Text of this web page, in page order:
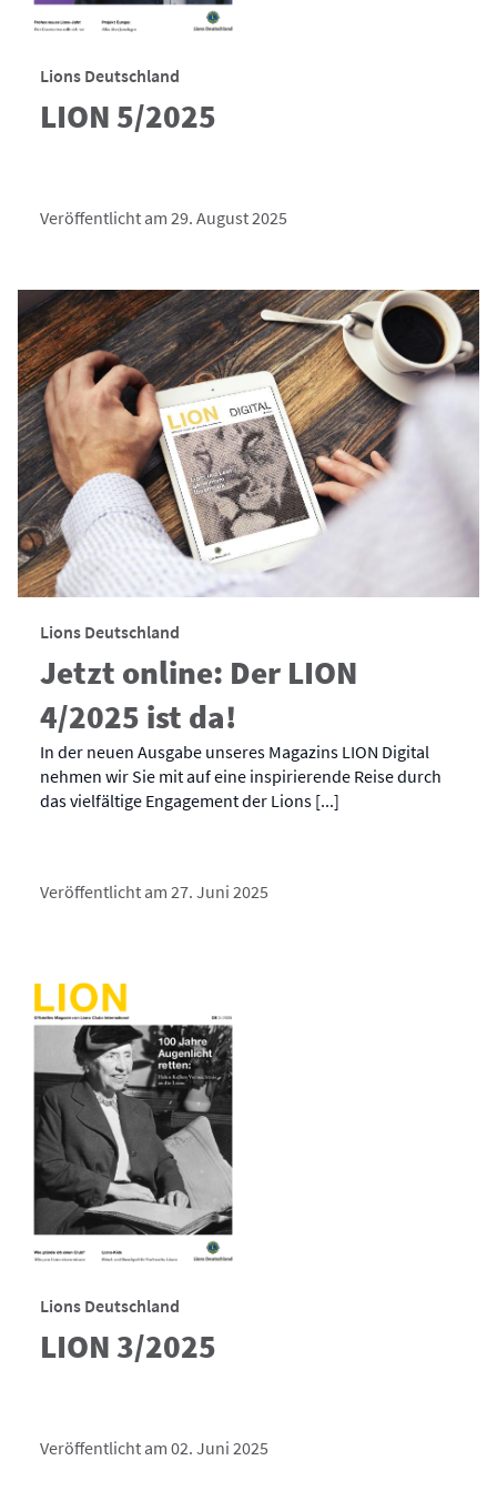
Lions Deutschland
LION 5/2025
Veröffentlicht am 29. August 2025
Lions Deutschland
Jetzt online: Der LION
4/2025 ist da!
In der neuen Ausgabe unseres Magazins LION Digital
nehmen wir Sie mit auf eine inspirierende Reise durch
das vielfältige Engagement der Lions [...]
Veröffentlicht am 27. Juni 2025
Lions Deutschland
LION 3/2025
Veröffentlicht am 02. Juni 2025